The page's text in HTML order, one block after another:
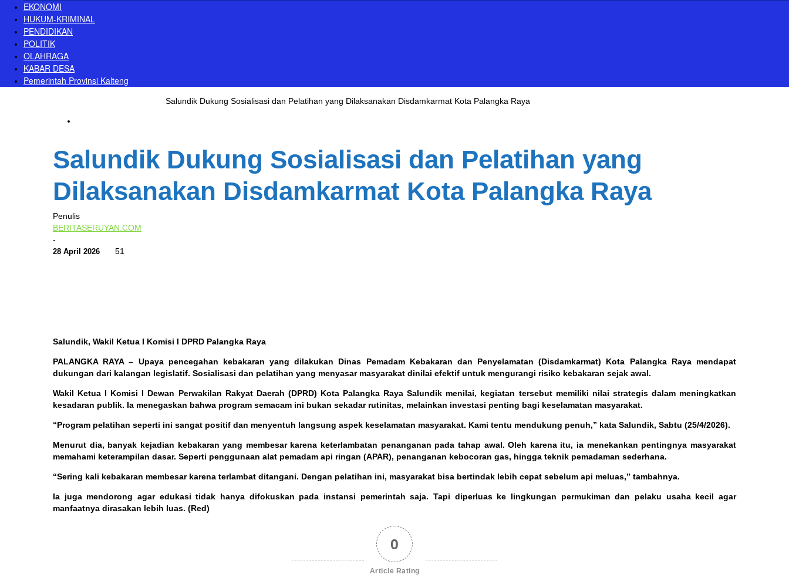
EKONOMI
HUKUM-KRIMINAL
PENDIDIKAN
POLITIK
OLAHRAGA
KABAR DESA
Pemerintah Provinsi Kalteng
Salundik Dukung Sosialisasi dan Pelatihan yang Dilaksanakan Disdamkarmat Kota Palangka Raya
Salundik Dukung Sosialisasi dan Pelatihan yang
Dilaksanakan Disdamkarmat Kota Palangka Raya
Penulis
BERITASERUYAN.COM
-
28 April 2026 51
Salundik, Wakil Ketua I Komisi I DPRD Palangka Raya
PALANGKA RAYA– Upaya pencegahan kebakaran yang dilakukan Dinas Pemadam Kebakaran dan Penyelamatan (Disdamkarmat) Kota Palangka Raya mendapat
dukungan dari kalangan legislatif. Sosialisasi dan pelatihan yang menyasar masyarakat dinilai efektif untuk mengurangi risiko kebakaran sejak awal.
Wakil Ketua I Komisi I Dewan Perwakilan Rakyat Daerah (DPRD) Kota Palangka Raya Salundik menilai, kegiatan tersebut memiliki nilai strategis dalam meningkatkan
kesadaran publik. Ia menegaskan bahwa program semacam ini bukan sekadar rutinitas, melainkan investasi penting bagi keselamatan masyarakat.
“Program pelatihan seperti ini sangat positif dan menyentuh langsung aspek keselamatan masyarakat. Kami tentu mendukung penuh,” kata Salundik, Sabtu (25/4/2026).
Menurut dia, banyak kejadian kebakaran yang membesar karena keterlambatan penanganan pada tahap awal. Oleh karena itu, ia menekankan pentingnya masyarakat
memahami keterampilan dasar. Seperti penggunaan alat pemadam api ringan (APAR), penanganan kebocoran gas, hingga teknik pemadaman sederhana.
“Sering kali kebakaran membesar karena terlambat ditangani. Dengan pelatihan ini, masyarakat bisa bertindak lebih cepat sebelum api meluas,” tambahnya.
Ia juga mendorong agar edukasi tidak hanya difokuskan pada instansi pemerintah saja. Tapi diperluas ke lingkungan permukiman dan pelaku usaha kecil agar
manfaatnya dirasakan lebih luas. (Red)
0
Article Rating